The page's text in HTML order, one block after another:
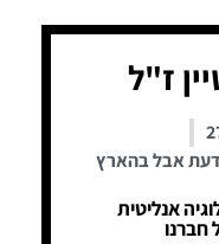
ז"ל
אבל בהארץ
אנליטית
חברנו